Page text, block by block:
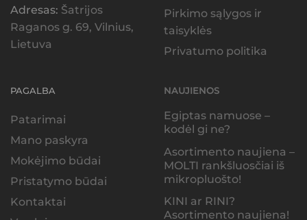
Adresas: Šatrijos
Raganos g. 69, Vilnius,
Lietuva
Pirkimo sąlygos ir
taisyklės
Privatumo politika
PAGALBA
Patarimai
Mano paskyra
Mokėjimo būdai
Pristatymo būdai
Kontaktai
NAUJIENOS
Egiptas namuose –
kodėl gi ne?
Asortimento naujiena –
MOLTI rankšluosčiai iš
mikropluošto!
KINI ar RINI?
Asortimento naujiena!